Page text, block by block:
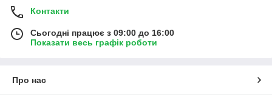
Контакти
Сьогодні працює з 09:00 до 16:00
Показати весь графік роботи
Про нас